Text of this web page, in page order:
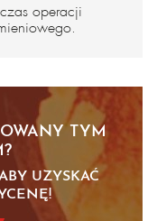
operacji
TYM
UZYSKAĆ